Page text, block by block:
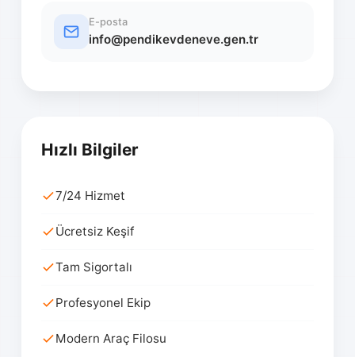
E-posta
info@pendikevdeneve.gen.tr
Hızlı Bilgiler
7/24 Hizmet
Ücretsiz Keşif
Tam Sigortalı
Profesyonel Ekip
Modern Araç Filosu